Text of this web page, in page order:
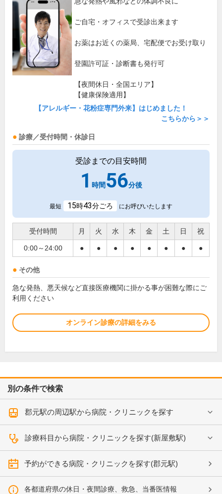
ご自宅・オフィスで受診出来ます
お薬はお近くの薬局、宅配便でお受け取り
登園許可証・診断書も発行可
【夜間休日・全国エリア】
【健康保険適用】
【アレルギー・花粉症専門外来】はじめました！
こちらから＞＞
診療／受付時間・休診日
受診までの目安時間
1 時間56分後
最短 15時43分ごろ にお呼びいたします
受付時間 月 火 水 木 金 土 日 祝
0:00～24:00 ● ● ● ● ● ● ● ●
その他
急な発熱、悪天候など直接医療機関に掛かる事が困難な際にご
利用ください
オンライン診療の詳細をみる
別の条件で検索
郡元駅の周辺駅から病院・クリニックを探す
診療科目から病院・クリニックを探す(新屋敷駅)
予約ができる病院・クリニックを探す(郡元駅)
各都道府県の休日・夜間診療、救急、当番医情報